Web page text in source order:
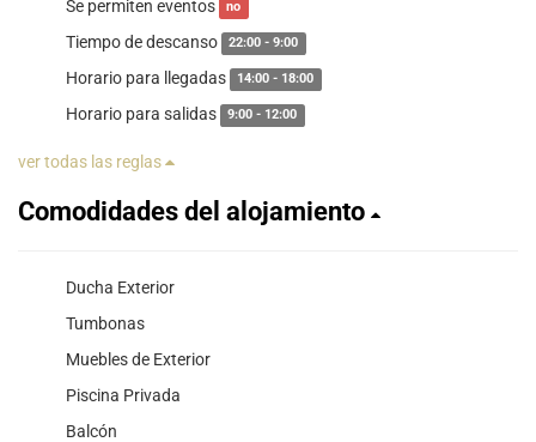
Se permiten eventos no
Tiempo de descanso 22:00 - 9:00
Horario para llegadas 14:00 - 18:00
Horario para salidas 9:00 - 12:00
ver todas las reglas
Comodidades del alojamiento
Ducha Exterior
Tumbonas
Muebles de Exterior
Piscina Privada
Balcón